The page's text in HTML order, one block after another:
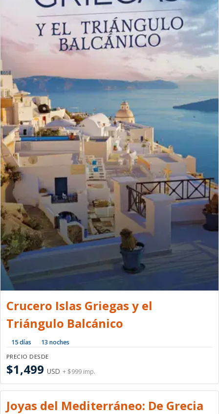
Crucero Islas Griegas y el
Triángulo Balcánico
15 días 13 noches
PRECIO DESDE
$1,499 USD + $999 imp.
Joyas del Mediterráneo: De Grecia